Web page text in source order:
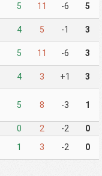
5 11 -6 5
4 5 -1 3
5 11 -6 3
4 3 +1 3
5 8 -3 1
0 2 -2 0
1 3 -2 0